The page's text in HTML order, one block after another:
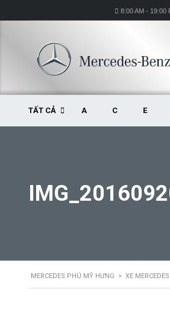
8:00 AM - 19:00
TẤT CẢ A C E
MERCEDES PHÚ MỸ HƯNG > XE MERCEDES